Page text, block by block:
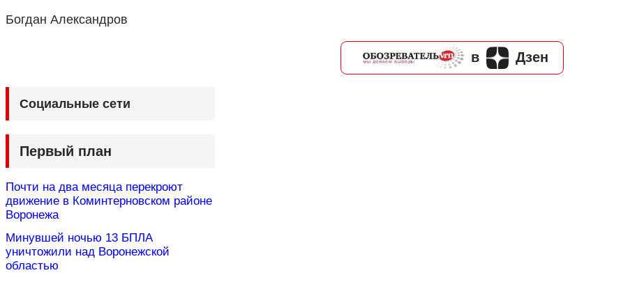
Богдан Александров
в Дзен
Социальные сети
Первый план
Почти на два месяца перекроют
движение в Коминтерновском районе
Воронежа
Минувшей ночью 13 БПЛА
уничтожили над Воронежской
областью